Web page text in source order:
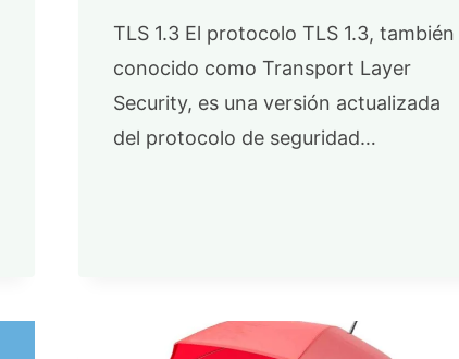
TLS 1.3 El protocolo TLS 1.3, también
conocido como Transport Layer
Security, es una versión actualizada
del protocolo de seguridad…